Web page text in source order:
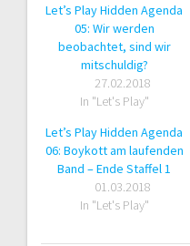
Let’s Play Hidden Agenda
05: Wir werden
beobachtet, sind wir
mitschuldig?
27.02.2018
In "Let's Play"
Let’s Play Hidden Agenda
06: Boykott am laufenden
Band – Ende Staffel 1
01.03.2018
In "Let's Play"